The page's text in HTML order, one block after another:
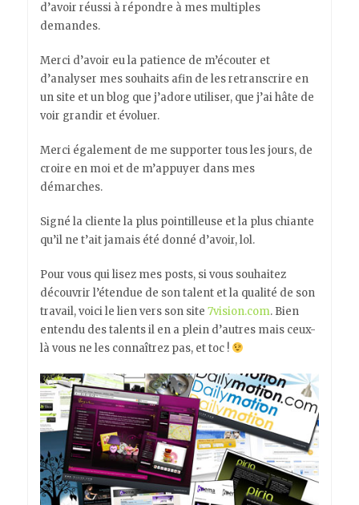
d’avoir réussi à répondre à mes multiples
demandes.
Merci d’avoir eu la patience de m’écouter et
d’analyser mes souhaits afin de les retranscrire en
un site et un blog que j’adore utiliser, que j’ai hâte de
voir grandir et évoluer.
Merci également de me supporter tous les jours, de
croire en moi et de m’appuyer dans mes
démarches.
Signé la cliente la plus pointilleuse et la plus chiante
qu’il ne t’ait jamais été donné d’avoir, lol.
Pour vous qui lisez mes posts, si vous souhaitez
découvrir l’étendue de son talent et la qualité de son
travail, voici le lien vers son site 7vision.com. Bien
entendu des talents il en a plein d’autres mais ceux-
là vous ne les connaîtrez pas, et toc !